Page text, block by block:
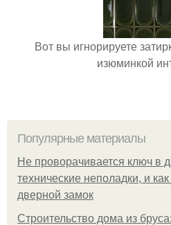
Вот вы игнорируете
изюминкой
Популярные материалы
Не проворачивается ключ в
технические неполадки, и
дверной замок
Строительство дома из